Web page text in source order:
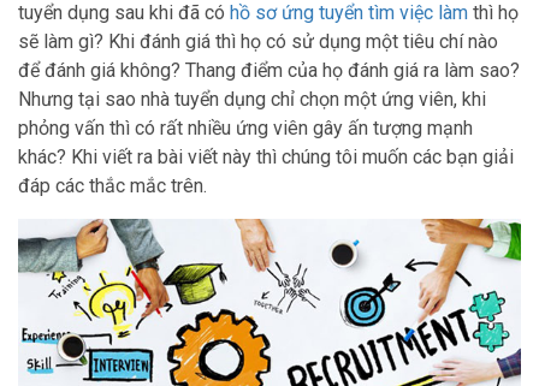
tuyển dụng sau khi đã có hồ sơ ứng tuyển tìm việc làm thì họ
sẽ làm gì? Khi đánh giá thì họ có sử dụng một tiêu chí nào
để đánh giá không? Thang điểm của họ đánh giá ra làm sao?
Nhưng tại sao nhà tuyển dụng chỉ chọn một ứng viên, khi
phỏng vấn thì có rất nhiều ứng viên gây ấn tượng mạnh
khác? Khi viết ra bài viết này thì chúng tôi muốn các bạn giải
đáp các thắc mắc trên.